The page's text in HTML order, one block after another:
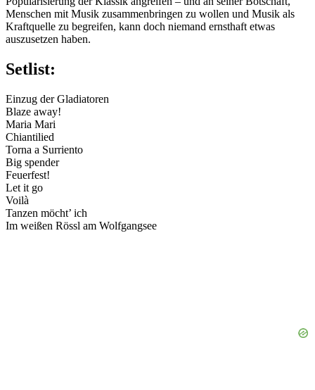
Menschen mit Musik zusammenbringen zu wollen und Musik als
Kraftquelle zu begreifen, kann doch niemand ernsthaft etwas
auszusetzen haben.
Setlist:
Einzug der Gladiatoren
Blaze away!
Maria Mari
Chiantilied
Torna a Surriento
Big spender
Feuerfest!
Let it go
Voilà
Tanzen möcht’ ich
Im weißen Rössl am Wolfgangsee